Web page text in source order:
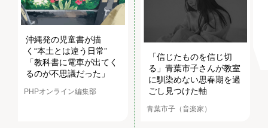
沖縄発の児童書が描
く“本土とは違う日常”
「教科書に電車が出てく
るのが不思議だった」
PHPオンライン編集部
「信じたものを信じ切
る」青葉市子さんが教室
に馴染めない思春期を過
ごし見つけた軸
青葉市子（音楽家）